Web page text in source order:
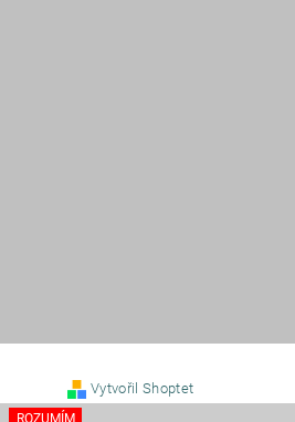
Vytvořil Shoptet
ROZUMÍM